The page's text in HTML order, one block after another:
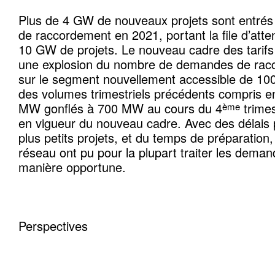
Plus de 4 GW de nouveaux projets sont
de raccordement en 2021, portant la file
10 GW de projets. Le nouveau cadre des
une explosion du nombre de demandes de
sur le segment nouvellement accessible de
des volumes trimestriels précédents compris
MW gonflés à 700 MW au cours du 4ème
en vigueur du nouveau cadre. Avec des délais
plus petits projets, et du temps de
réseau ont pu pour la plupart traiter les
manière opportune.
Perspectives